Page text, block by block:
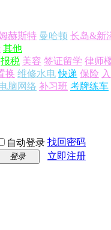
赫斯特 曼哈顿 长岛&新
其他
报税 美容 签证留学 律师
换 维修水电 快递 保险
脑网络 补习班 考牌练车
自动登录 找回密码
登录
立即注册